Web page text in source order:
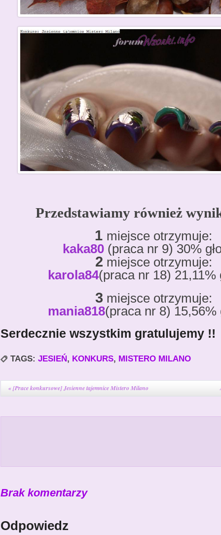
Przedstawiamy również
1 miejsce otrzymuje:
kaka80(praca nr 9) 30%
2 miejsce otrzymuje:
karola84(praca nr 18) 21,11%
3 miejsce otrzymuje:
mania818(praca nr 8) 15,56%
Serdecznie wszystkim gratulujemy !!
TAGS: JESIEŃ, KONKURS, MISTERO MILANO
«[Prace konkursowe] Jesienne tajemnice Mistero Milano
Brak komentarzy
Odpowiedz